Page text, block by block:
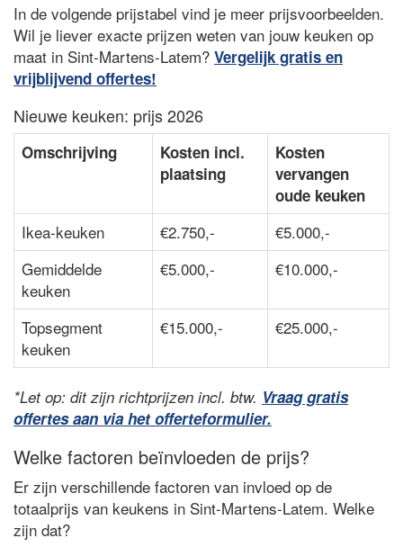
In de volgende prijstabel vind je meer prijsvoorbeelden.
Wil je liever exacte prijzen weten van jouw keuken op
maat in Sint-Martens-Latem? Vergelijk gratis en
vrijblijvend offertes!
Nieuwe keuken: prijs 2026
Omschrijving
Kosten incl.
plaatsing
Kosten
vervangen
oude keuken
Ikea-keuken €2.750,-
€5.000,-
Gemiddelde
keuken
€5.000,- €10.000,-
Topsegment
keuken
€15.000,- €25.000,-
*Let op: dit zijn richtprijzen incl. btw. Vraag gratis
offertes aan via het offerteformulier.
Welke factoren beïnvloeden de prijs?
Er zijn verschillende factoren van invloed op de
totaalprijs van keukens in Sint-Martens-Latem. Welke
zijn dat?